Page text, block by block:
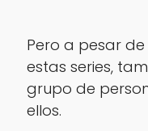
Pero a pesar
estas series,
grupo de
ellos.